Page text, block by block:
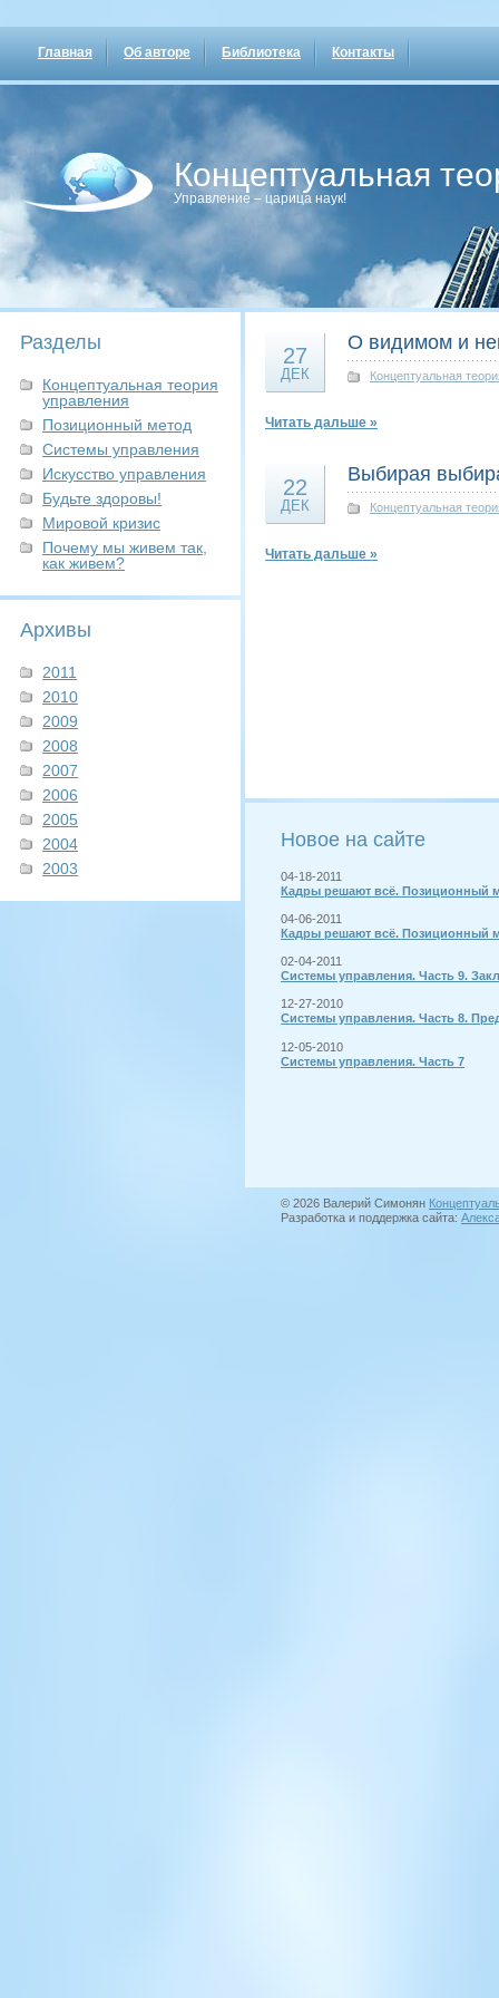
Главная Об авторе Библиотека Контакты
Концептуальная
Управление – царица наук!
Разделы
Концептуальная теория
управления
Позиционный метод
Системы управления
Искусство управления
Будьте здоровы!
Мировой кризис
Почему мы живем так,
как живем?
Архивы
2011
2010
2009
2008
2007
2006
2005
2004
2003
27
ДЕК
О видимом и
Концептуальная
Читать дальше »
22
ДЕК
Выбирая
Концептуальная
Читать дальше »
Новое на сайте
04-18-2011
Кадры решают всё. Позиционный
04-06-2011
Кадры решают всё. Позиционный
02-04-2011
Системы управления. Часть 9.
12-27-2010
Системы управления. Часть 8.
12-05-2010
Системы управления. Часть 7
© 2026 Валерий Симонян
Разработка и поддержка сайта: